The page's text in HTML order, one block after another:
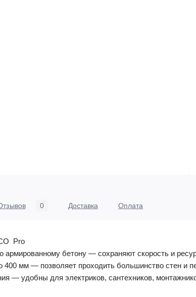
0 Доставка Оплата
Pro
армированному бетону — сохраняют скорость и
400 мм — позволяет проходить большинство стен и
— удобны для электриков, сантехников,